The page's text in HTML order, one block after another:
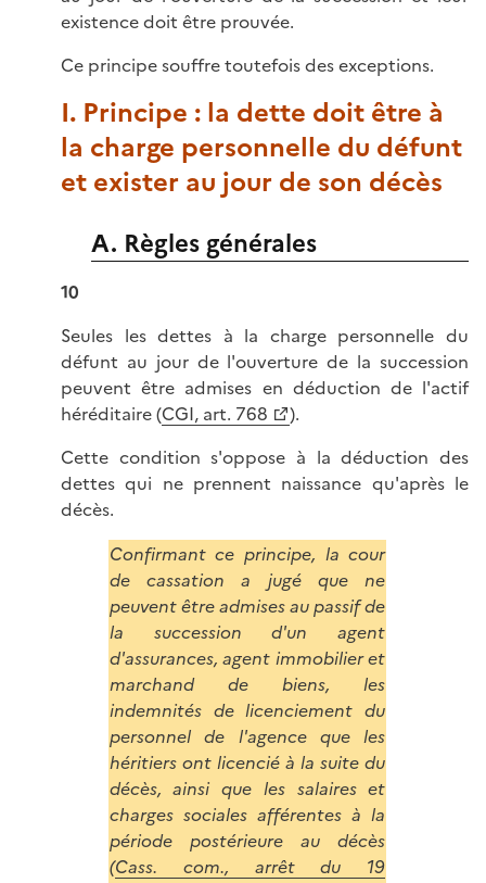
existence doit être prouvée.
Ce principe souffre toutefois des exceptions.
I. Principe : la dette doit être à
la charge personnelle du défunt
et exister au jour de son décès
A. Règles générales
10
Seules les dettes à la charge personnelle du
défunt au jour de l'ouverture de la succession
peuvent être admises en déduction de l'actif
héréditaire (CGI, art. 768
).
Cette condition s'oppose à la déduction des
dettes qui ne prennent naissance qu'après le
décès.
Confirmant ce principe, la cour
de cassation a jugé que ne
peuvent être admises au passif de
la succession d'un agent
d'assurances, agent immobilier et
marchand de biens, les
indemnités de licenciement du
personnel de l'agence que les
héritiers ont licencié à la suite du
décès, ainsi que les salaires et
charges sociales afférentes à la
période postérieure au décès
(Cass. com., arrêt du 19